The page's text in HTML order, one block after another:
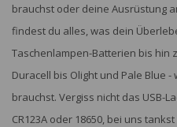
brauchst oder deine Ausrüstung
findest du alles, was dein
Taschenlampen-Batterien bis hin
Duracell bis Olight und Pale Blue
brauchst. Vergiss nicht das USB-
CR123A oder 18650, bei uns